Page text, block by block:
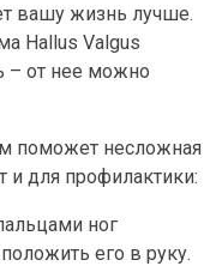
вашу жизнь лучше.
Hallus Valgus
– от нее можно
поможет несложная
и для профилактики:
ног
его в руку.